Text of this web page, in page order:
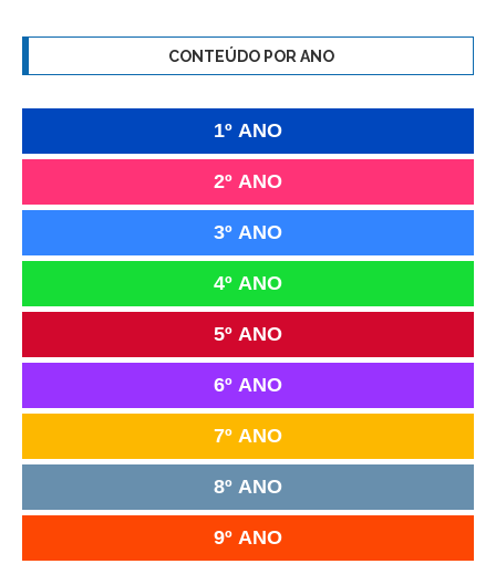
CONTEÚDO POR ANO
1º ANO
2º ANO
3º ANO
4º ANO
5º ANO
6º ANO
7º ANO
8º ANO
9º ANO